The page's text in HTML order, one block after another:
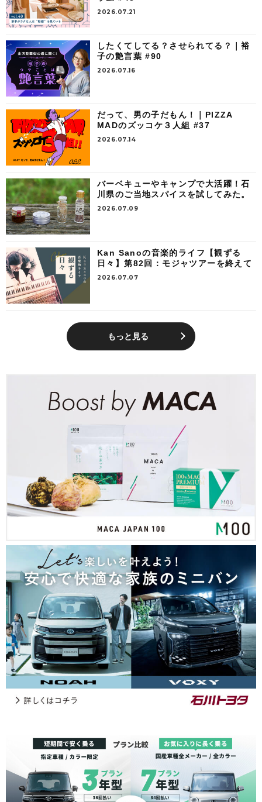
2026.07.21
したくてしてる？させられてる？｜裕
子の艶言葉 #90
2026.07.16
だって、男の子だもん！｜PIZZA
MADのズッコケ３人組 #37
2026.07.14
バーベキューやキャンプで大活躍！石
川県のご当地スパイスを試してみた。
2026.07.09
Kan Sanoの音楽的ライフ【観ずる
日々】第82回：モジャツアーを終えて
2026.07.07
もっと見る